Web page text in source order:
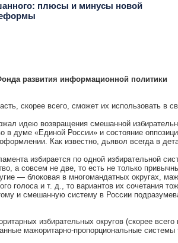
плюсы и минусы новой
развития информационной политики
скорее всего, сможет их использовать в
идею возвращения смешанной
в думе «Единой России» и состояние
Как известно, дьявол всегда в
избирается по одной избирательной
а совсем не две, то есть не только
— блоковая в многомандатных округах,
голоса и т. д., то вариантов их сочетания
и смешанную систему в России
избирательных округов (скорее
мажоритарно-пропорциональные